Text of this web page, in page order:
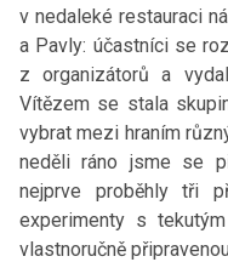
v nedaleké restauraci
a Pavly: účastníci se
z organizátorů a
Vítězem se stala
vybrat mezi hraním
neděli ráno jsme se
nejprve proběhly tři
experimenty s
vlastnoručně